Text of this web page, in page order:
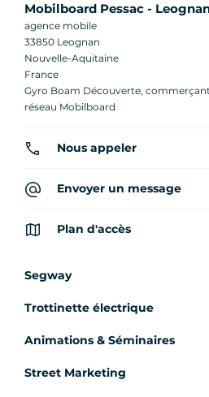
Mobilboard Pessac -
agence mobile
33850 Leognan
Nouvelle-Aquitaine
France
Gyro Boam Découverte,
réseau Mobilboard
Nous appeler
Envoyer un message
Plan d'accès
Segway
Trottinette électrique
Animations & Séminaires
Street Marketing